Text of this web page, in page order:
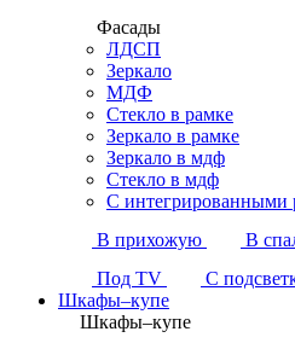
Фасады
ЛДСП
Зеркало
МДФ
Стекло в рамке
Зеркало в рамке
Зеркало в мдф
Стекло в мдф
С интегрированными
В прихожую
В
Под TV
С
Шкафы–купе
Шкафы–купе